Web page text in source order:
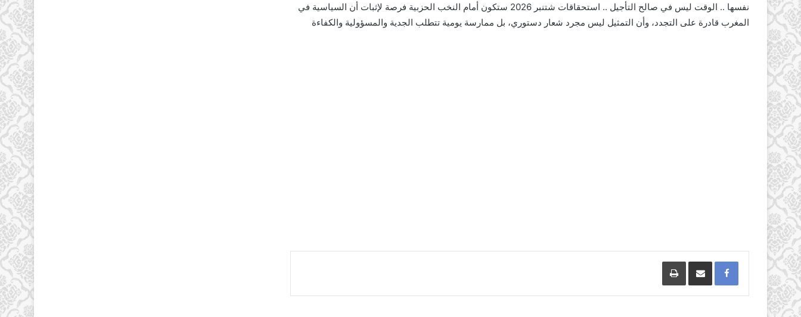
نفسها .. الوقت ليس في صالح التأجيل .. استحقاقات شتنبر 2026 ستكون أمام النخب الحزبية فرصة لإثبات أن السياسية في
المغرب قادرة على التجدد، وأن التمثيل ليس مجرد شعار دستوري، بل ممارسة يومية تتطلب الجدية والمسؤولية والكفاءة
Facebookمشاركة عبر البريد طباعة